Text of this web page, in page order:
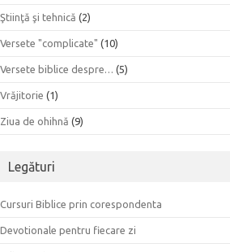
Ştiinţă şi tehnică (2)
Versete "complicate" (10)
Versete biblice despre… (5)
Vrăjitorie (1)
Ziua de ohihnă (9)
Legături
Cursuri Biblice prin corespondenta
Devotionale pentru fiecare zi